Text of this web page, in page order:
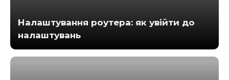
Налаштування роутера: як увійти до
налаштувань